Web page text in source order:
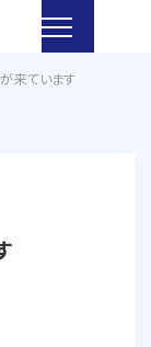
来ています